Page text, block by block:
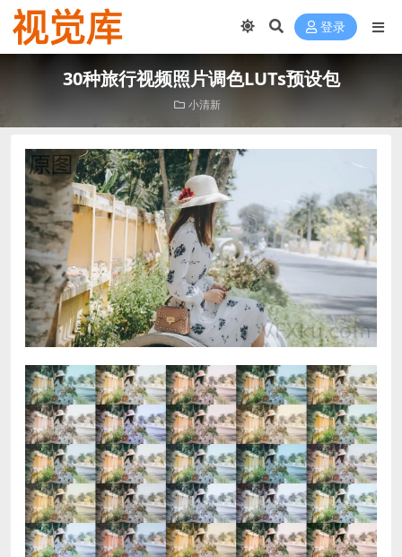
登录
30种旅行视频照片调色LUTs预设包
小清新